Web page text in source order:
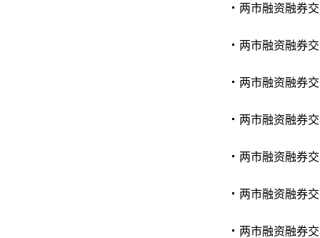
两市融资融券
两市融资融券
两市融资融券
两市融资融券
两市融资融券
两市融资融券
两市融资融券